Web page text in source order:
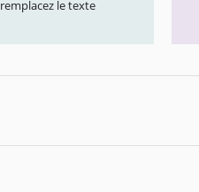
remplacez le texte